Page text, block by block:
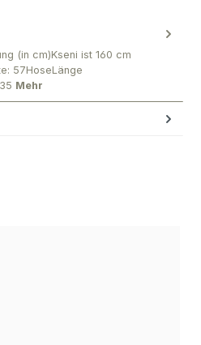
(in cm)Kseni ist 160 cm
57HoseLänge
Mehr